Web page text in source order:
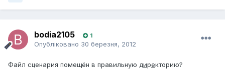
bodia2105 1
Опубліковано 30 березня, 2012
Файл сценария помещён в правильную директорию?